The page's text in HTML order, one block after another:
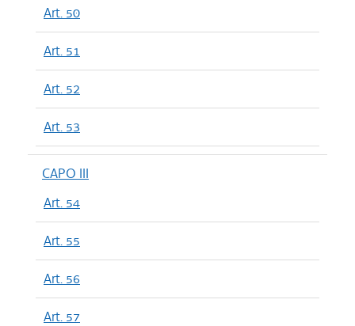
Art. 50
Art. 51
Art. 52
Art. 53
CAPO III
Art. 54
Art. 55
Art. 56
Art. 57